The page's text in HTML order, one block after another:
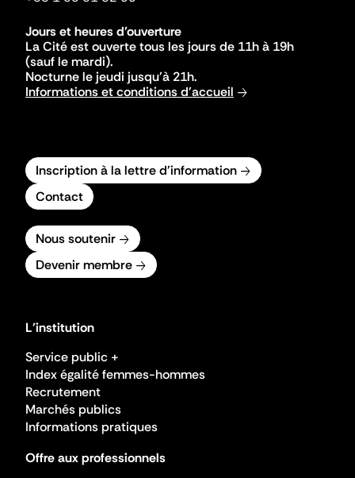
Jours et heures d'ouverture
La Cité est ouverte tous les jours de 11h à 19h
(sauf le mardi).
Nocturne le jeudi jusqu'à 21h.
Informations et conditions d'accueil
Inscription à la lettre d'information
Contact
Nous soutenir
Devenir membre
L'institution
Service public +
Index égalité femmes-hommes
Recrutement
Marchés publics
Informations pratiques
Offre aux professionnels